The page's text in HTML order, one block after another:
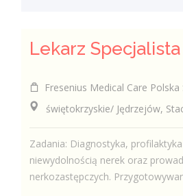
Fresenius Medical Care Polska
świętokrzyskie/ Jędrzejów,
Zadania: Diagnostyka,
niewydolnością nerek oraz
nerkozastępczych.